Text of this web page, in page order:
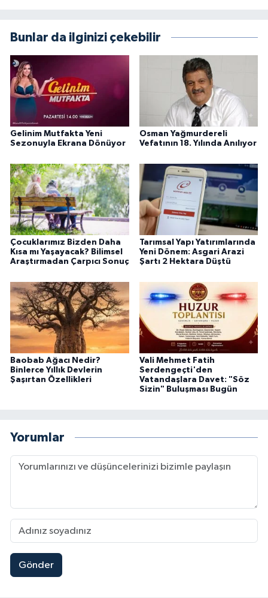
Bunlar da ilginizi çekebilir
Gelinim Mutfakta Yeni
Sezonuyla Ekrana Dönüyor
Osman Yağmurdereli
Vefatının 18. Yılında Anılıyor
Çocuklarımız Bizden Daha
Kısa mı Yaşayacak? Bilimsel
Araştırmadan Çarpıcı Sonuç
Tarımsal Yapı Yatırımlarında
Yeni Dönem: Asgari Arazi
Şartı 2 Hektara Düştü
Baobab Ağacı Nedir?
Binlerce Yıllık Devlerin
Şaşırtan Özellikleri
Vali Mehmet Fatih
Serdengeçti'den
Vatandaşlara Davet: "Söz
Sizin" Buluşması Bugün
Yorumlar
Gönder